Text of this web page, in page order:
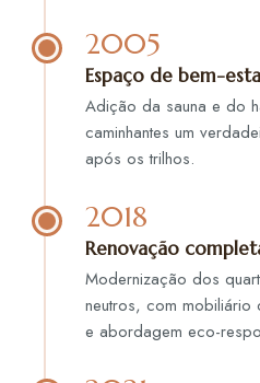
2005
Espaço de bem-
Adição da sauna e do
caminhantes um
após os trilhos.
2018
Renovação
Modernização dos
neutros, com mobiliário
e abordagem eco-